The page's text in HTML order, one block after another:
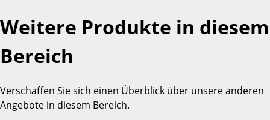
Weitere Produkte in diesem
Bereich
Verschaffen Sie sich einen Überblick über unsere anderen
Angebote in diesem Bereich.